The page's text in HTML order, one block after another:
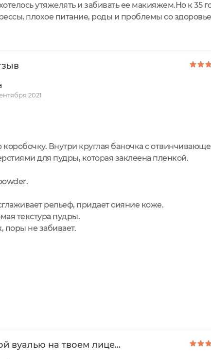
утяжелять и забивать ее макияжем.Но к 35
плохое питание, роды и проблемы со
2021
Внутри круглая баночка с
для пудры, которая заклеена пленкой.
рельеф, придает сияние коже.
текстура пудры.
поры не забивает.
вуалью на твоем лице...